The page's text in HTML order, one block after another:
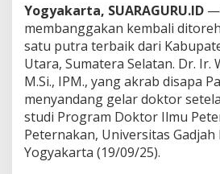
U
n
i
v
e
r
s
t
a
s
Yogyakarta, SUARAGURU.ID —
membanggakan kembali
satu putra terbaik dari
Utara, Sumatera Selatan. Dr. Ir.
M.Si., IPM., yang akrab disapa
menyandang gelar doktor
studi Program Doktor Ilmu
Peternakan, Universitas Gadjah
Yogyakarta (19/09/25).